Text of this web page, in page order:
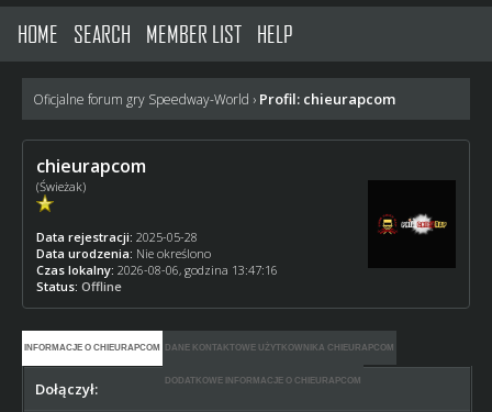
HOME SEARCH MEMBER LIST HELP
Oficjalne forum gry Speedway-World › Profil: chieurapcom
chieurapcom
(Świeżak)
Data rejestracji: 2025-05-28
Data urodzenia: Nie określono
Czas lokalny: 2026-08-06, godzina 13:47:16
Status: Offline
INFORMACJE O CHIEURAPCOM DANE KONTAKTOWE UŻYTKOWNIKA CHIEURAPCOM
DODATKOWE INFORMACJE O CHIEURAPCOM
Dołączył: 2025-05-28